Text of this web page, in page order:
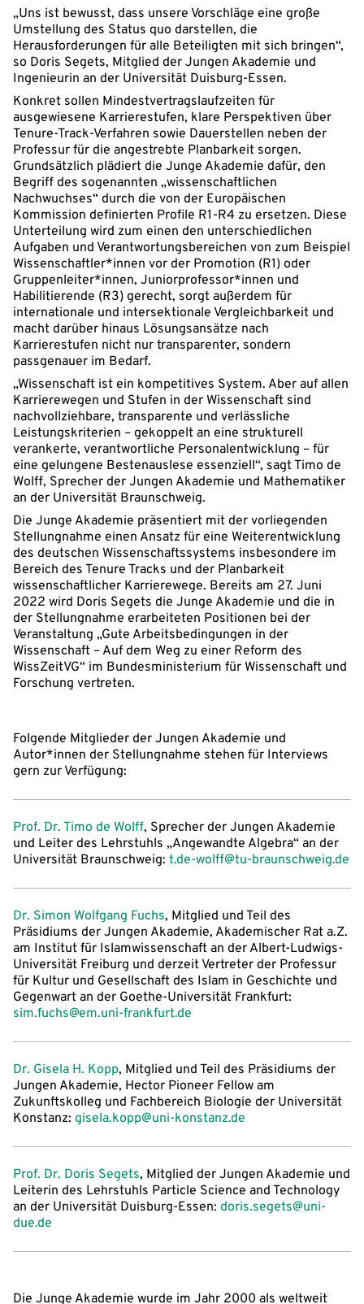
„Uns ist bewusst, dass unsere Vorschläge eine große
Umstellung des Status quo darstellen, die
Herausforderungen für alle Beteiligten mit sich bringen“,
so Doris Segets, Mitglied der Jungen Akademie und
Ingenieurin an der Universität Duisburg-Essen.
Konkret sollen Mindestvertragslaufzeiten für
ausgewiesene Karrierestufen, klare Perspektiven über
Tenure-Track-Verfahren sowie Dauerstellen neben der
Professur für die angestrebte Planbarkeit sorgen.
Grundsätzlich plädiert die Junge Akademie dafür, den
Begriff des sogenannten „wissenschaftlichen
Nachwuchses“ durch die von der Europäischen
Kommission definierten Profile R1-R4 zu ersetzen. Diese
Unterteilung wird zum einen den unterschiedlichen
Aufgaben und Verantwortungsbereichen von zum Beispiel
Wissenschaftler*innen vor der Promotion (R1) oder
Gruppenleiter*innen, Juniorprofessor*innen und
Habilitierende (R3) gerecht, sorgt außerdem für
internationale und intersektionale Vergleichbarkeit und
macht darüber hinaus Lösungsansätze nach
Karrierestufen nicht nur transparenter, sondern
passgenauer im Bedarf.
„Wissenschaft ist ein kompetitives System. Aber auf allen
Karrierewegen und Stufen in der Wissenschaft sind
nachvollziehbare, transparente und verlässliche
Leistungskriterien – gekoppelt an eine strukturell
verankerte, verantwortliche Personalentwicklung – für
eine gelungene Bestenauslese essenziell“, sagt Timo de
Wolff, Sprecher der Jungen Akademie und Mathematiker
an der Universität Braunschweig.
Die Junge Akademie präsentiert mit der vorliegenden
Stellungnahme einen Ansatz für eine Weiterentwicklung
des deutschen Wissenschaftssystems insbesondere im
Bereich des Tenure Tracks und der Planbarkeit
wissenschaftlicher Karrierewege. Bereits am 27. Juni
2022 wird Doris Segets die Junge Akademie und die in
der Stellungnahme erarbeiteten Positionen bei der
Veranstaltung „Gute Arbeitsbedingungen in der
Wissenschaft – Auf dem Weg zu einer Reform des
WissZeitVG“ im Bundesministerium für Wissenschaft und
Forschung vertreten.
Folgende Mitglieder der Jungen Akademie und
Autor*innen der Stellungnahme stehen für Interviews
gern zur Verfügung:
Prof. Dr. Timo de Wolff, Sprecher der Jungen Akademie
und Leiter des Lehrstuhls „Angewandte Algebra“ an der
Universität Braunschweig: t.de-wolff@tu-braunschweig.de
Dr. Simon Wolfgang Fuchs, Mitglied und Teil des
Präsidiums der Jungen Akademie, Akademischer Rat a.Z.
am Institut für Islamwissenschaft an der Albert-Ludwigs-
Universität Freiburg und derzeit Vertreter der Professur
für Kultur und Gesellschaft des Islam in Geschichte und
Gegenwart an der Goethe-Universität Frankfurt:
sim.fuchs@em.uni-frankfurt.de
Dr. Gisela H. Kopp, Mitglied und Teil des Präsidiums der
Jungen Akademie, Hector Pioneer Fellow am
Zukunftskolleg und Fachbereich Biologie der Universität
Konstanz: gisela.kopp@uni-konstanz.de
Prof. Dr. Doris Segets, Mitglied der Jungen Akademie und
Leiterin des Lehrstuhls Particle Science and Technology
an der Universität Duisburg-Essen: doris.segets@uni-
due.de
Die Junge Akademie wurde im Jahr 2000 als weltweit